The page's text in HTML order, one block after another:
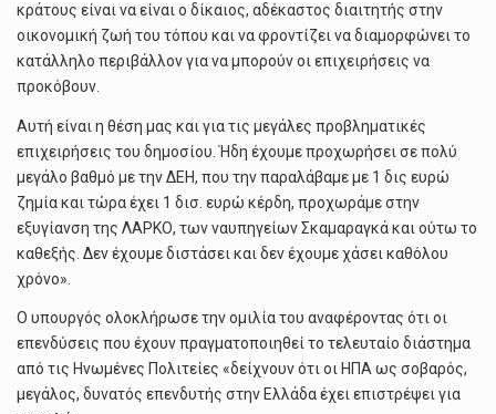
κράτους είναι να είναι ο δίκαιος, αδέκαστος διαιτητής στην
οικονομική ζωή του τόπου και να φροντίζει να διαμορφώνει το
κατάλληλο περιβάλλον για να μπορούν οι επιχειρήσεις να
προκόβουν.
Αυτή είναι η θέση μας και για τις μεγάλες προβληματικές
επιχειρήσεις του δημοσίου. Ήδη έχουμε προχωρήσει σε πολύ
μεγάλο βαθμό με την ΔΕΗ, που την παραλάβαμε με 1 δις ευρώ
ζημία και τώρα έχει 1 δισ. ευρώ κέρδη, προχωράμε στην
εξυγίανση της ΛΑΡΚΟ, των ναυπηγείων Σκαμαραγκά και ούτω το
καθεξής. Δεν έχουμε διστάσει και δεν έχουμε χάσει καθόλου
χρόνο».
Ο υπουργός ολοκλήρωσε την ομιλία του αναφέροντας ότι οι
επενδύσεις που έχουν πραγματοποιηθεί το τελευταίο διάστημα
από τις Ηνωμένες Πολιτείες «δείχνουν ότι οι ΗΠΑ ως σοβαρός,
μεγάλος, δυνατός επενδυτής στην Ελλάδα έχει επιστρέψει για